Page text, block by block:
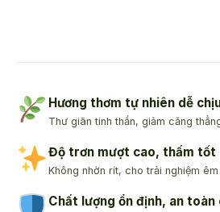
Hương thơm tự nhiên dễ
Thư giãn tinh thần, giảm căng
Độ trơn mượt cao, thấm tốt
Không nhờn rít, cho trải nghiệm
Chất lượng ổn định, an toàn